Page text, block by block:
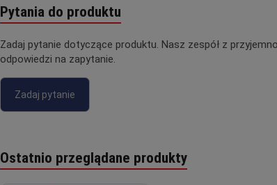
Pytania do produktu
Zadaj pytanie dotyczące produktu. Nasz zespół z
odpowiedzi na zapytanie.
Zadaj pytanie
Ostatnio przeglądane produkty